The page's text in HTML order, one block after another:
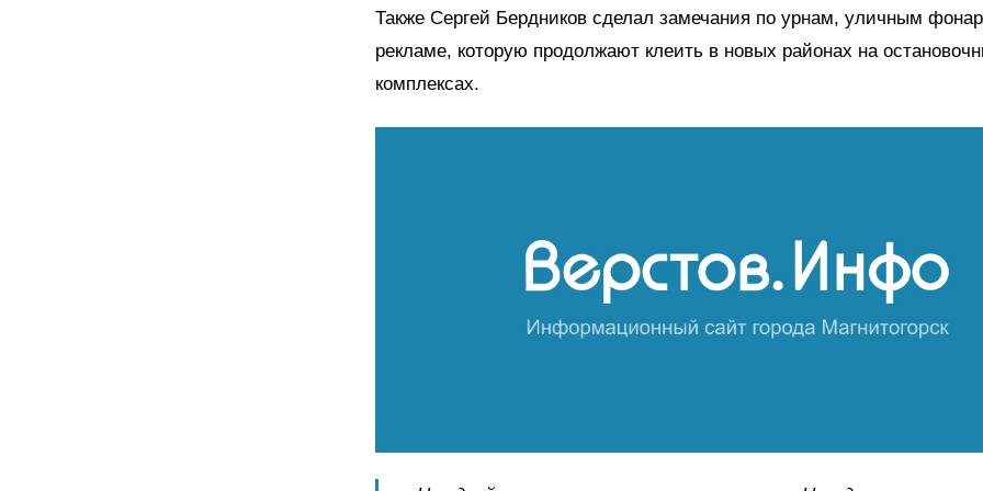
Также Сергей Бердников сделал замечания по урнам, уличным
рекламе, которую продолжают клеить в новых районах на
комплексах.